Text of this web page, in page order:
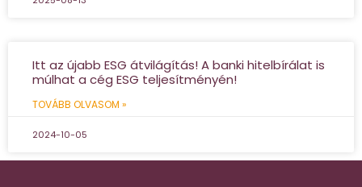
Itt az újabb ESG átvilágítás! A banki hitelbírálat is
múlhat a cég ESG teljesítményén!
TOVÁBB OLVASOM »
2024-10-05